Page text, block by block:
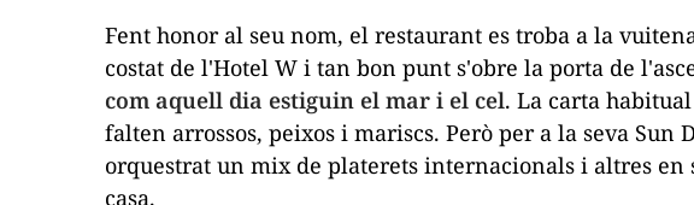
Fent honor al seu nom, el restaurant es troba a la
costat de l'Hotel W i tan bon punt s'obre la porta de
com aquell dia estiguin el mar i el cel. La carta
falten arrossos, peixos i mariscs. Però per a la seva Sun
orquestrat un mix de platerets internacionals i altres
casa.